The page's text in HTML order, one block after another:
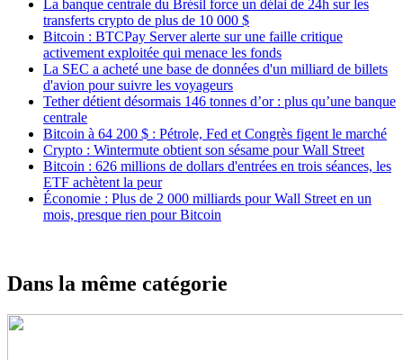
La banque centrale du Brésil force un délai de 24h sur les
transferts crypto de plus de 10 000 $
Bitcoin : BTCPay Server alerte sur une faille critique
activement exploitée qui menace les fonds
La SEC a acheté une base de données d'un milliard de billets
d'avion pour suivre les voyageurs
Tether détient désormais 146 tonnes d’or : plus qu’une banque
centrale
Bitcoin à 64 200 $ : Pétrole, Fed et Congrès figent le marché
Crypto : Wintermute obtient son sésame pour Wall Street
Bitcoin : 626 millions de dollars d'entrées en trois séances, les
ETF achètent la peur
Économie : Plus de 2 000 milliards pour Wall Street en un
mois, presque rien pour Bitcoin
Dans la même catégorie